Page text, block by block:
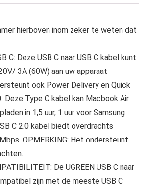
hierboven inom zeker te weten dat
C: Deze USB C naar USB C kabel kunt
3A (60W) aan uw apparaat
ook Power Delivery en Quick
Deze Type C kabel kan Macbook Air
in 1,5 uur, 1 uur voor Samsung
C 2.0 kabel biedt overdrachts
OPMERKING: Het ondersteunt
De UGREEN USB C naar
zijn met de meeste USB C